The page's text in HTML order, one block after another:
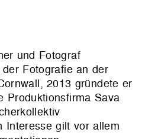
und Fotograf
Fotografie an der
2013 gründete er
Produktionsfirma Sava
Interesse gilt vor allem